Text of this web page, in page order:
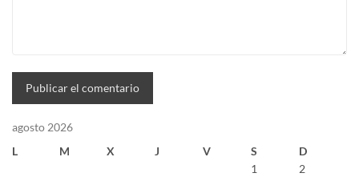
agosto 2026
L
M X J V S
D
1
2